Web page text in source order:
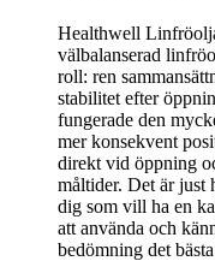
Healthwell
välbalanserad
roll: ren
stabilitet efter
fungerade den
mer konsekvent
direkt vid öppning
måltider. Det är just
dig som vill ha en
att använda och
bedömning det